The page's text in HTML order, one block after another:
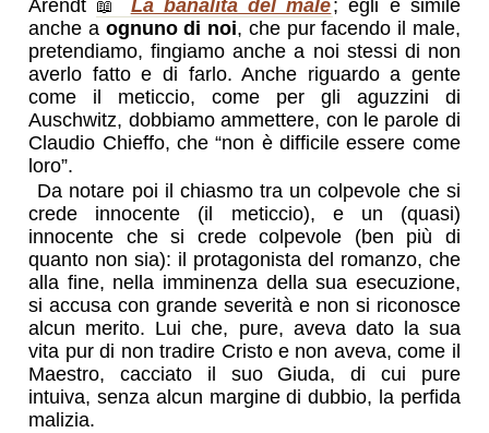
Arendt
La banalità del male; egli è simile
anche a ognuno di noi, che pur facendo il male,
pretendiamo, fingiamo anche a noi stessi di non
averlo fatto e di farlo. Anche riguardo a gente
come il meticcio, come per gli aguzzini di
Auschwitz, dobbiamo ammettere, con le parole di
Claudio Chieffo, che “non è difficile essere come
loro”.
Da notare poi il chiasmo tra un colpevole che si
crede innocente (il meticcio), e un (quasi)
innocente che si crede colpevole (ben più di
quanto non sia): il protagonista del romanzo, che
alla fine, nella imminenza della sua esecuzione,
si accusa con grande severità e non si riconosce
alcun merito. Lui che, pure, aveva dato la sua
vita pur di non tradire Cristo e non aveva, come il
Maestro, cacciato il suo Giuda, di cui pure
intuiva, senza alcun margine di dubbio, la perfida
malizia.